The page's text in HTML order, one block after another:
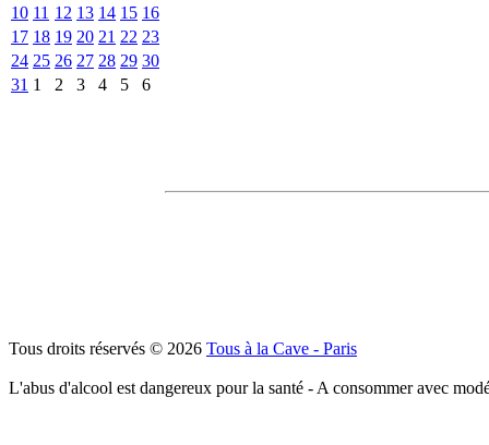
10 11 12 13 14 15 16
17 18 19 20 21 22 23
24 25 26 27 28 29 30
31 1 2 3 4 5 6
Tous droits réservés © 2026 Tous à la Cave - Paris
L'abus d'alcool est dangereux pour la santé - A consommer avec